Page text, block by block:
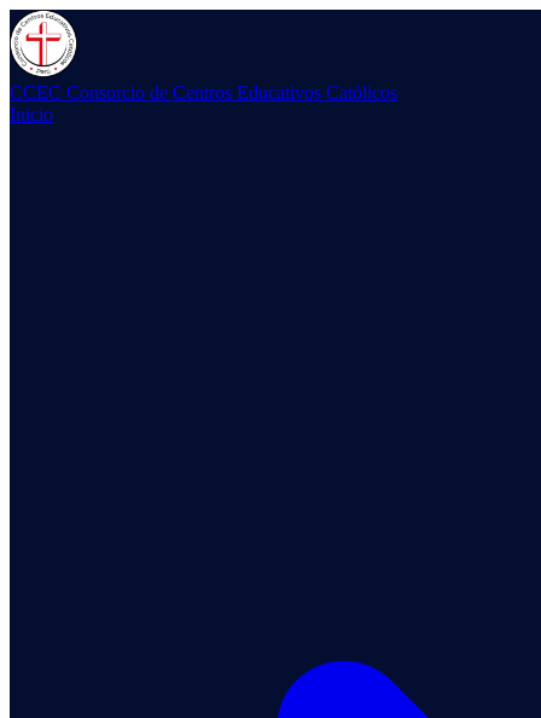
CCEC Consorcio de Centros Educativos Católicos
Inicio